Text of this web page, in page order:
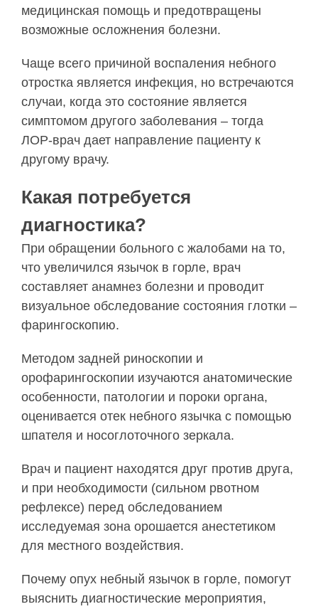
медицинская помощь и предотвращены
возможные осложнения болезни.
Чаще всего причиной воспаления небного
отростка является инфекция, но встречаются
случаи, когда это состояние является
симптомом другого заболевания – тогда
ЛОР-врач дает направление пациенту к
другому врачу.
Какая потребуется
диагностика?
При обращении больного с жалобами на то,
что увеличился язычок в горле, врач
составляет анамнез болезни и проводит
визуальное обследование состояния глотки –
фарингоскопию.
Методом задней риноскопии и
орофарингоскопии изучаются анатомические
особенности, патологии и пороки органа,
оценивается отек небного язычка с помощью
шпателя и носоглоточного зеркала.
Врач и пациент находятся друг против друга,
и при необходимости (сильном рвотном
рефлексе) перед обследованием
исследуемая зона орошается анестетиком
для местного воздействия.
Почему опух небный язычок в горле, помогут
выяснить диагностические мероприятия,